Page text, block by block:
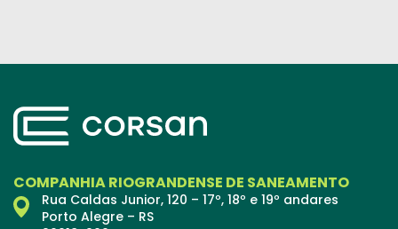
COMPANHIA RIOGRANDENSE DE SANEAMENTO
Rua Caldas Junior, 120 – 17º, 18º e 19º andares
Porto Alegre – RS